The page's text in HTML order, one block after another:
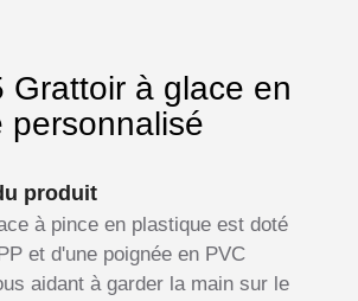
Grattoir à glace en
personnalisé
produit
à pince en plastique est doté
et d'une poignée en PVC
aidant à garder la main sur le